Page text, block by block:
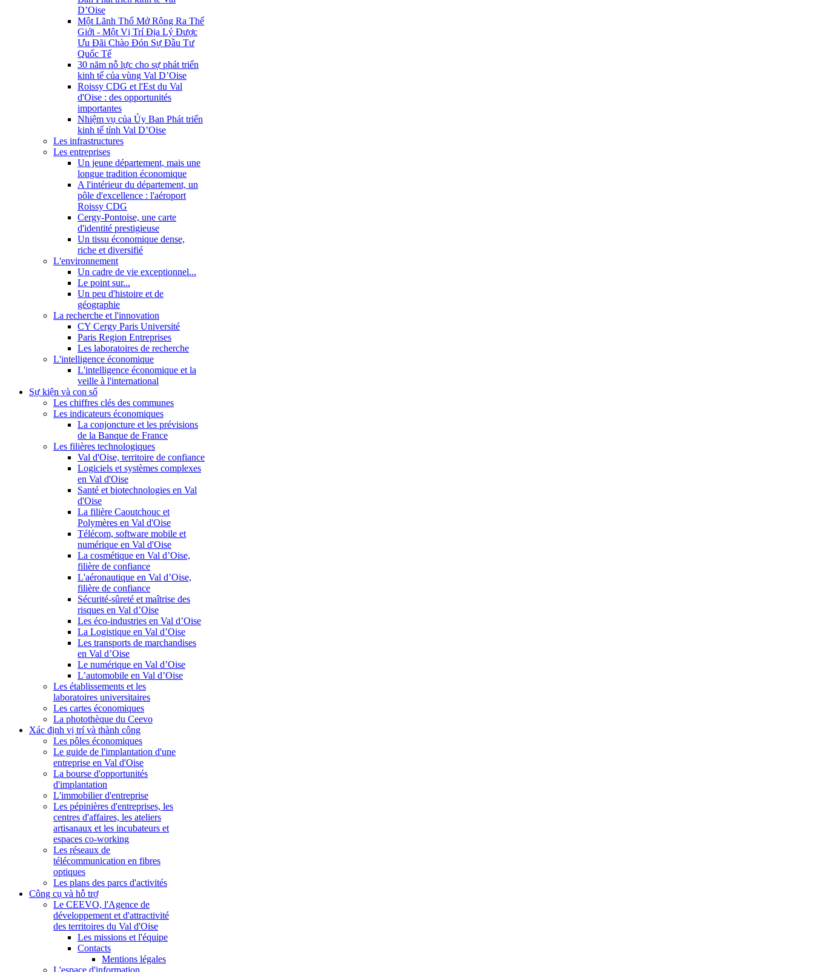
D’Oise
Một Lãnh Thổ Mở Rộng Ra Thế
Giới - Một Vị Trí Địa Lý Được
Ưu Đãi Chào Đón Sự Đầu Tư
Quốc Tế
30 năm nỗ lực cho sự phát triển
kinh tế của vùng Val D’Oise
Roissy CDG et l'Est du Val
d'Oise : des opportunités
importantes
Nhiệm vụ của Ủy Ban Phát triển
kinh tế tỉnh Val D’Oise
Les infrastructures
Les entreprises
Un jeune département, mais une
longue tradition économique
A l'intérieur du département, un
pôle d'excellence : l'aéroport
Roissy CDG
Cergy-Pontoise, une carte
d'identité prestigieuse
Un tissu économique dense,
riche et diversifié
L'environnement
Un cadre de vie exceptionnel...
Le point sur...
Un peu d'histoire et de
géographie
La recherche et l'innovation
CY Cergy Paris Université
Paris Region Entreprises
Les laboratoires de recherche
L'intelligence économique
L'intelligence économique et la
veille à l'international
Sự kiện và con số
Les chiffres clés des communes
Les indicateurs économiques
La conjoncture et les prévisions
de la Banque de France
Les filières technologiques
Val d'Oise, territoire de confiance
Logiciels et systèmes complexes
en Val d'Oise
Santé et biotechnologies en Val
d'Oise
La filière Caoutchouc et
Polymères en Val d'Oise
Télécom, software mobile et
numérique en Val d'Oise
La cosmétique en Val d’Oise,
filière de confiance
L'aéronautique en Val d’Oise,
filière de confiance
Sécurité-sûreté et maîtrise des
risques en Val d’Oise
Les éco-industries en Val d’Oise
La Logistique en Val d’Oise
Les transports de marchandises
en Val d’Oise
Le numérique en Val d’Oise
L’automobile en Val d’Oise
Les établissements et les
laboratoires universitaires
Les cartes économiques
La photothèque du Ceevo
Xác định vị trí và thành công
Les pôles économiques
Le guide de l'implantation d'une
entreprise en Val d'Oise
La bourse d'opportunités
d'implantation
L'immobilier d'entreprise
Les pépinières d'entreprises, les
centres d'affaires, les ateliers
artisanaux et les incubateurs et
espaces co-working
Les réseaux de
télécommunication en fibres
optiques
Les plans des parcs d'activités
Công cụ và hỗ trợ
Le CEEVO, l'Agence de
développement et d'attractivité
des territoires du Val d'Oise
Les missions et l'équipe
Contacts
Mentions légales
L'espace d'information